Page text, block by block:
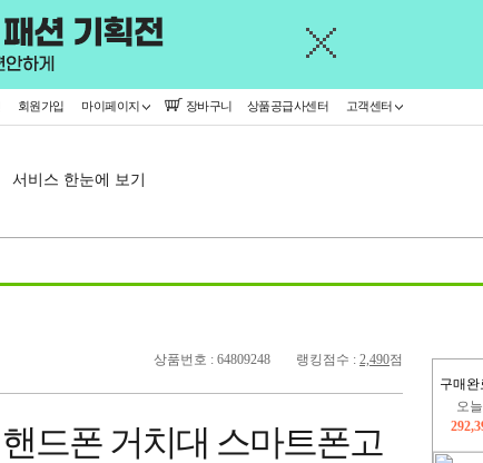
회원가입 마이페이지 장바구니 상품공급사센터 고객센터
서비스 한눈에 보기
구매완
오
상품번호 : 64809248 랭킹점수 : 2,490점
드폰 거치대 스마트폰고